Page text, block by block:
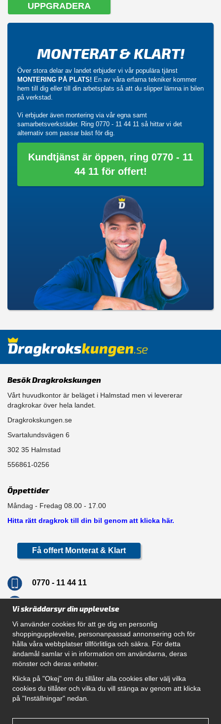
UPPGRADERA
MONTERAT & KLART!
Över stora delar av landet erbjuder vi vår populära tjänst
MONTERING PÅ PLATS! En av våra erfarna tekniker kommer
hem till dig eller till din arbetsplats så att du slipper lämna in bilen
på verkstad.
Vi erbjuder även montering via vår egna samt
samarbetsverkstäder. Ring 0770 - 11 44 11 så hittar vi det
alternativ som passar bäst för dig.
Kundtjänst är öppen, ring 0770 - 11
44 11 för offert!
Besök Dragkrokskungen
Vårt huvudkontor är beläget i Halmstad men vi levererar
dragkrokar över hela landet.
Dragkrokskungen.se
Svartalundsvägen 6
302 35 Halmstad
556861-0256
Öppettider
Måndag - Fredag 08.00 - 17.00
Hitta rätt dragkrok till din bil genom att klicka här.
Få offert Monterat & Klart
0770 - 11 44 11
Navigation
Hur beställer jag
Gör Det Själv Paket
Montera dragkrok
SUPPORT
Villkor
Vi skräddarsyr din upplevelse
Vi använder cookies för att ge dig en personlig
shoppingupplevelse, personanpassad annonsering och för
hålla våra webbplatser tillförlitliga och säkra. För detta
ändamål samlar vi in information om användarna, deras
mönster och deras enheter.
Klicka på "Okej" om du tillåter alla cookies eller välj vilka
cookies du tillåter och vilka du vill stänga av genom att klicka
på "Inställningar" nedan.